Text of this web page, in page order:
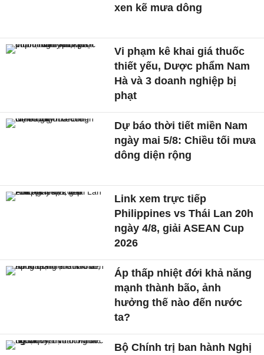
xen kẽ mưa dông
Vi phạm kê khai giá thuốc
thiết yếu, Dược phẩm Nam
Hà và 3 doanh nghiệp bị
phạt
Dự báo thời tiết miền Nam
ngày mai 5/8: Chiều tối mưa
dông diện rộng
Link xem trực tiếp
Philippines vs Thái Lan 20h
ngày 4/8, giải ASEAN Cup
2026
Áp thấp nhiệt đới khả năng
mạnh thành bão, ảnh
hưởng thế nào đến nước
ta?
Bộ Chính trị ban hành Nghị